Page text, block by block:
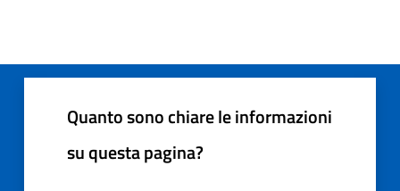
Quanto sono chiare le informazioni
su questa pagina?